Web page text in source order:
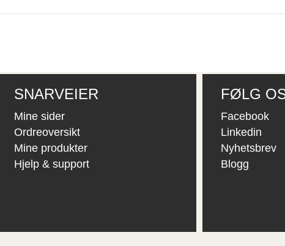
SNARVEIER
Mine sider
Ordreoversikt
Mine produkter
Hjelp & support
FØLG
Facebook
Linkedin
Nyhetsbrev
Blogg